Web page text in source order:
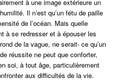
à une image extérieure un
Il n’est qu’un fétu de paille
de l’océan. Mais quelle
à se redresser et à épouser les
de la vague, ne serait- ce qu’un
réussite ne peut que conforter,
soi, à tout âge, particulièrement
aux difficultés de la vie.